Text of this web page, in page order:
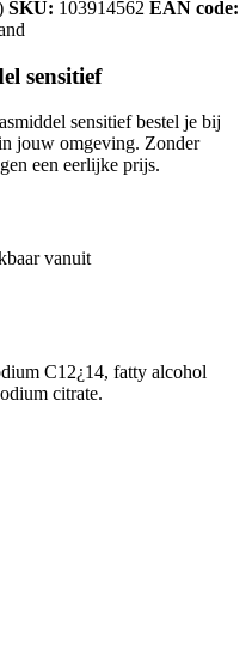
SKU: 103914562 EAN code:
sensitief
sensitief bestel je bij
jouw omgeving. Zonder
een eerlijke prijs.
vanuit
C12¿14, fatty alcohol
citrate.